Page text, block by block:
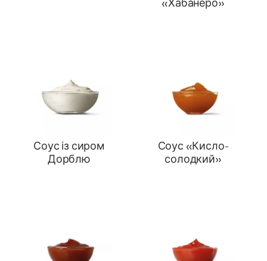
«Хабанеро»
Соус із сиром
Дорблю
Соус «Кисло-
солодкий»